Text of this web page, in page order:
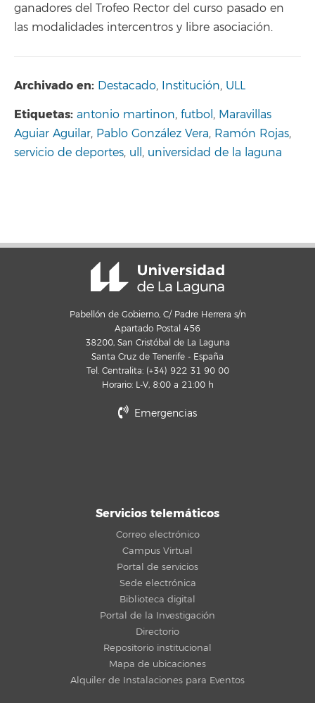
ganadores del Trofeo Rector del curso pasado en
las modalidades intercentros y libre asociación.
Archivado en: Destacado, Institución, ULL
Etiquetas: antonio martinon, futbol, Maravillas
Aguiar Aguilar, Pablo González Vera, Ramón Rojas,
servicio de deportes, ull, universidad de la laguna
Pabellón de Gobierno, C/ Padre Herrera s/n
Apartado Postal 456
38200, San Cristóbal de La Laguna
Santa Cruz de Tenerife - España
Tel. Centralita: (+34) 922 31 90 00
Horario: L-V, 8:00 a 21:00 h
Emergencias
Servicios telemáticos
Correo electrónico
Campus Virtual
Portal de servicios
Sede electrónica
Biblioteca digital
Portal de la Investigación
Directorio
Repositorio institucional
Mapa de ubicaciones
Alquiler de Instalaciones para Eventos